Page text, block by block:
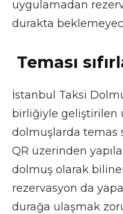
uygulamadan
durakta
Teması
İstanbul Taksi
birliğiyle geliştirilen
dolmuşlarda temas
QR üzerinden
dolmuş olarak
rezervasyon da
durağa ulaşmak